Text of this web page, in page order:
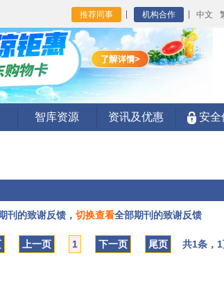
推荐同事 机构合作 中文
智库资源 资讯及优惠 安全
刊的致谢反馈， 切换查看全部期刊的致谢反馈
上一页 1 下一页 尾页 共1条，